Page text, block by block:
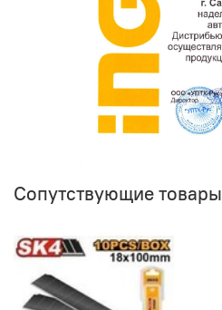
Сопутствующие товары